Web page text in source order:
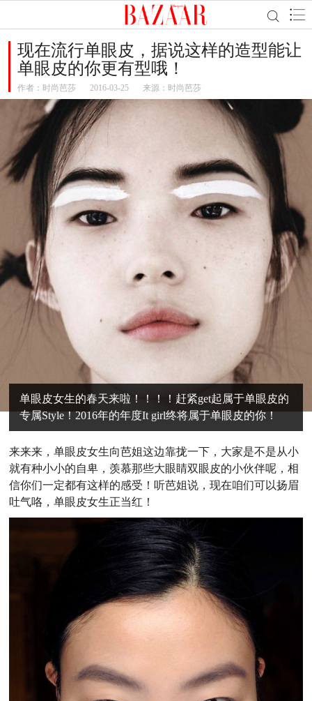
现在流行单眼皮，据说这样的造型能让
单眼皮的你更有型哦！
作者： 时尚芭莎 2016-03-25 来源：时尚芭莎
单眼皮女生的春天来啦！！！！赶紧get起属于单眼皮的
专属Style！2016年的年度It girl终将属于单眼皮的你！
来来来，单眼皮女生向芭姐这边靠拢一下，大家是不是从小
就有种小小的自卑，羡慕那些大眼睛双眼皮的小伙伴呢，相
信你们一定都有这样的感受！听芭姐说，现在咱们可以扬眉
吐气咯，单眼皮女生正当红！